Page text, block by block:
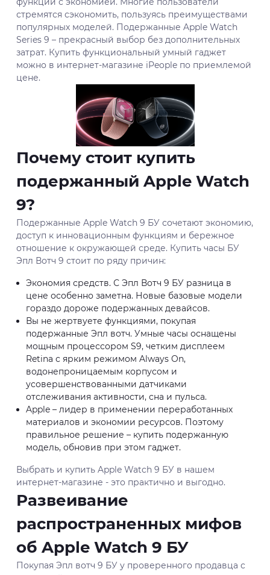
стремятся сэкономить, пользуясь преимуществами
популярных моделей. Подержанные Apple Watch
Series 9 – прекрасный выбор без дополнительных
затрат. Купить функциональный умный гаджет
можно в интернет-магазине iPeople по приемлемой
цене.
Почему стоит купить
подержанный Apple Watch
9?
Подержанные Apple Watch 9 БУ сочетают экономию,
доступ к инновационным функциям и бережное
отношение к окружающей среде. Купить часы БУ
Эпл Вотч 9 стоит по ряду причин:
Экономия средств. С Эпл Вотч 9 БУ разница в
цене особенно заметна. Новые базовые модели
гораздо дороже подержанных девайсов.
Вы не жертвуете функциями, покупая
подержанные Эпл вотч. Умные часы оснащены
мощным процессором S9, четким дисплеем
Retina с ярким режимом Always On,
водонепроницаемым корпусом и
усовершенствованными датчиками
отслеживания активности, сна и пульса.
Apple – лидер в применении переработанных
материалов и экономии ресурсов. Поэтому
правильное решение – купить подержанную
модель, обновив при этом гаджет.
Выбрать и купить Apple Watch 9 БУ в нашем
интернет-магазине - это практично и выгодно.
Развеивание
распространенных мифов
об Apple Watch 9 БУ
Покупая Эпл вотч 9 БУ у проверенного продавца с